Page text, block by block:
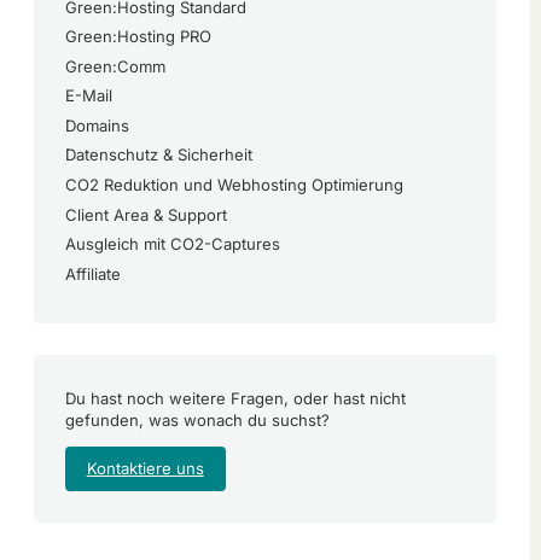
Green:Hosting Standard
Green:Hosting PRO
Green:Comm
E-Mail
Domains
Datenschutz & Sicherheit
CO2 Reduktion und Webhosting Optimierung
Client Area & Support
Ausgleich mit CO2-Captures
Affiliate
Du hast noch weitere Fragen, oder hast nicht
gefunden, was wonach du suchst?
Kontaktiere uns